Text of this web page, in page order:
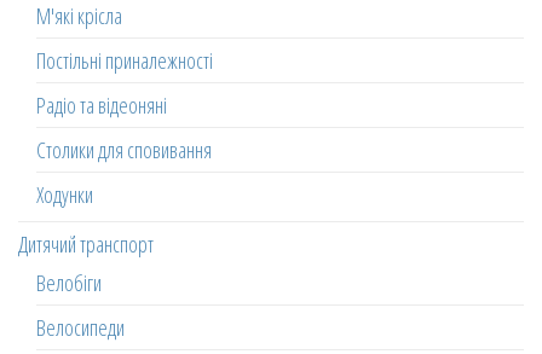
М'які крісла
Постільні приналежності
Радіо та відеоняні
Столики для сповивання
Ходунки
Дитячий транспорт
Велобіги
Велосипеди